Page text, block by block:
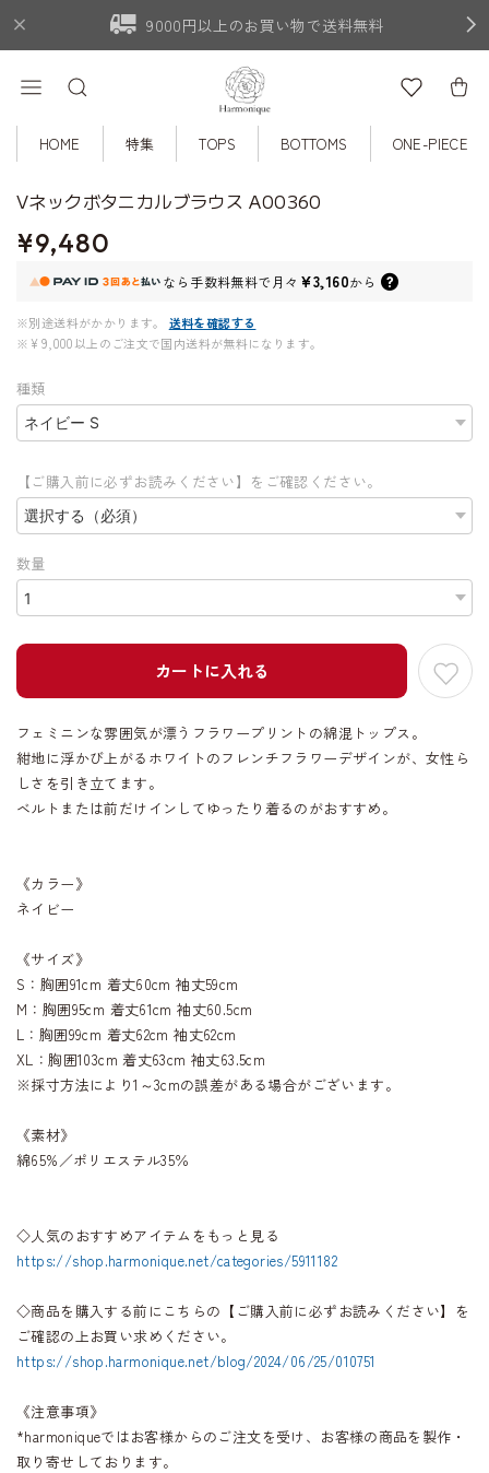
9000円以上のお買い物で送料無料
HOME 特集 TOPS BOTTOMS ONE-PIECE
Vネックボタニカルブラウス A00360
¥9,480
なら 手数料無料で月々 ¥3,160から
※別途送料がかかります。
送料を確認する
※¥9,000以上のご注文で国内送料が無料になります。
種類
【ご購入前に必ずお読みください】をご確認ください。
数量
カートに入れる
フェミニンな雰囲気が漂うフラワープリントの綿混トップス。
紺地に浮かび上がるホワイトのフレンチフラワーデザインが、女性ら
しさを引き立てます。
ベルトまたは前だけインしてゆったり着るのがおすすめ。
《カラー》
ネイビー
《サイズ》
S：胸囲91cm 着丈60cm 袖丈59cm
M：胸囲95cm 着丈61cm 袖丈60.5cm
L：胸囲99cm 着丈62cm 袖丈62cm
XL：胸囲103cm 着丈63cm 袖丈63.5cm
※採寸方法により1～3cmの誤差がある場合がございます。
《素材》
綿65%／ポリエステル35％
◇人気のおすすめアイテムをもっと見る
https://shop.harmonique.net/categories/5911182
◇商品を購入する前にこちらの【ご購入前に必ずお読みください】を
ご確認の上お買い求めください。
https://shop.harmonique.net/blog/2024/06/25/010751
《注意事項》
*harmoniqueではお客様からのご注文を受け、お客様の商品を製作・
取り寄せしております。